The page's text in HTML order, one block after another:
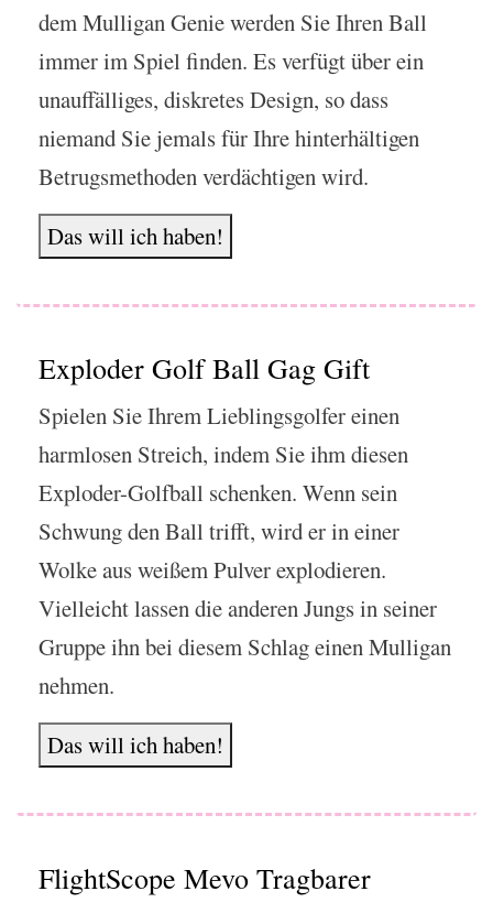
dem Mulligan Genie werden Sie Ihren Ball
immer im Spiel finden. Es verfügt über ein
unauffälliges, diskretes Design, so dass
niemand Sie jemals für Ihre hinterhältigen
Betrugsmethoden verdächtigen wird.
Das will ich haben!
Exploder Golf Ball Gag Gift
Spielen Sie Ihrem Lieblingsgolfer einen
harmlosen Streich, indem Sie ihm diesen
Exploder-Golfball schenken. Wenn sein
Schwung den Ball trifft, wird er in einer
Wolke aus weißem Pulver explodieren.
Vielleicht lassen die anderen Jungs in seiner
Gruppe ihn bei diesem Schlag einen Mulligan
nehmen.
Das will ich haben!
FlightScope Mevo Tragbarer